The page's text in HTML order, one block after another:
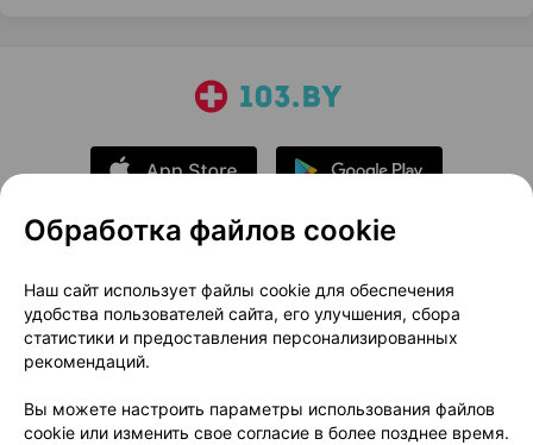
О проекте
Новости проекта
Размещение рекламы
Медицинский маркетинг
Публичный договор
Доставка
Способы оплаты
Вакансии
Партнеры
Обработка файлов cookie
Наш сайт использует файлы cookie для обеспечения
удобства пользователей сайта, его улучшения, сбора
статистики и предоставления персонализированных
рекомендаций.
Вы можете настроить параметры использования файлов
cookie или изменить свое согласие в более позднее время.